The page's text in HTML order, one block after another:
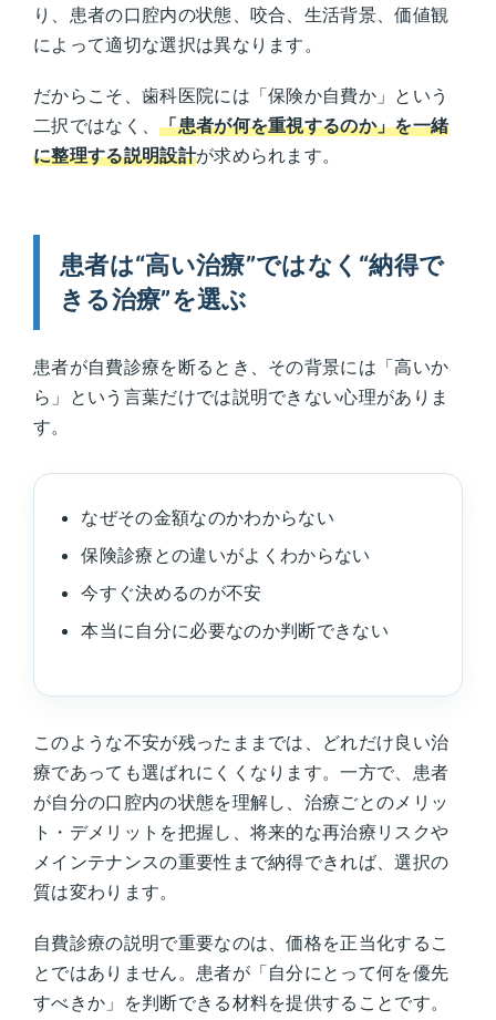
り、患者の口腔内の状態、咬合、生活背景、価値観
によって適切な選択は異なります。
だからこそ、歯科医院には「保険か自費か」という
二択ではなく、「患者が何を重視するのか」を一緒
に整理する説明設計が求められます。
患者は“高い治療”ではなく“納得で
きる治療”を選ぶ
患者が自費診療を断るとき、その背景には「高いか
ら」という言葉だけでは説明できない心理がありま
す。
なぜその金額なのかわからない
保険診療との違いがよくわからない
今すぐ決めるのが不安
本当に自分に必要なのか判断できない
このような不安が残ったままでは、どれだけ良い治
療であっても選ばれにくくなります。一方で、患者
が自分の口腔内の状態を理解し、治療ごとのメリッ
ト・デメリットを把握し、将来的な再治療リスクや
メインテナンスの重要性まで納得できれば、選択の
質は変わります。
自費診療の説明で重要なのは、価格を正当化するこ
とではありません。患者が「自分にとって何を優先
すべきか」を判断できる材料を提供することです。